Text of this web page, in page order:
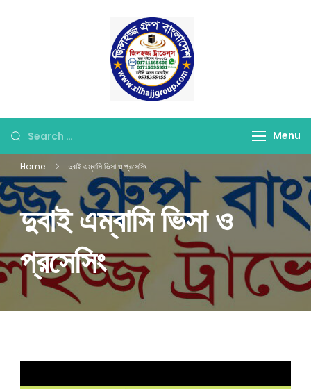
Looking
for
Something?
Menu
Home দুবাই এম্বাসি ভিসা ও প্রসেসিং
দুবাই এম্বাসি ভিসা ও
প্রসেসিং